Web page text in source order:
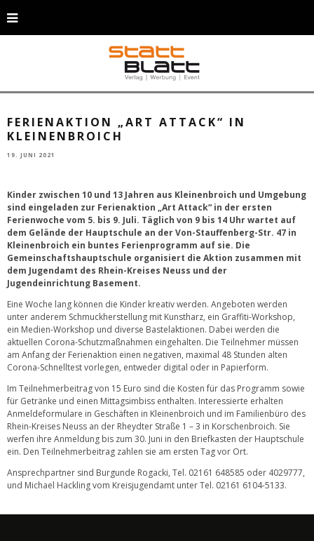
„Art Attack“: Bei dieser Ferienaktion in Kleinenbroich können die Kinder
kreativ werden. (Foto: GettyImages)
FERIENAKTION „ART ATTACK“ IN
KLEINENBROICH
19. JUNI 2021
Kinder zwischen 10 und 13 Jahren aus Kleinenbroich und Umgebung
sind eingeladen zur Ferienaktion „Art Attack“ in der ersten
Ferienwoche vom 5. bis 9. Juli. Täglich von 9 bis 14 Uhr wartet auf
dem Gelände der Hauptschule an der Von-Stauffenberg-Str. 47 in
Kleinenbroich ein buntes Ferienprogramm auf sie. Die
Gemeinschaftshauptschule organisiert die Aktion zusammen mit
dem Jugendamt des Rhein-Kreises Neuss und der
Jugendeinrichtung Basement.
Eine Woche lang können die Kinder kreativ werden. Angeboten werden
unter anderem Schmuckherstellung mit Kunstharz, ein Graffiti-Workshop,
ein Medien-Workshop und diverse Bastelaktionen. Dabei werden die
aktuellen Corona-Schutzmaßnahmen eingehalten. Die Teilnehmer müssen
am Anfang der Ferienaktion einen negativen, maximal 48 Stunden alten
Corona-Schnelltest vorlegen, entweder digital oder in Papierform.
Im Teilnehmerbeitrag von 15 Euro sind die Kosten für das Programm sowie
für Getränke und einen Mittagsimbiss enthalten. Interessierte erhalten
Anmeldeformulare in Geschäften in Kleinenbroich und im Familienbüro des
Rhein-Kreises Neuss an der Rheydter Straße 1 – 3 in Korschenbroich. Sie
werfen ihre Anmeldung bis zum 30. Juni in den Briefkasten der Hauptschule
ein. Den Teilnehmerbeitrag zahlen sie am ersten Tag vor Ort.
Ansprechpartner sind Burgunde Rogacki, Tel. 02161 648585 oder 4029777,
und Michael Hackling vom Kreisjugendamt unter Tel. 02161 6104-5133.